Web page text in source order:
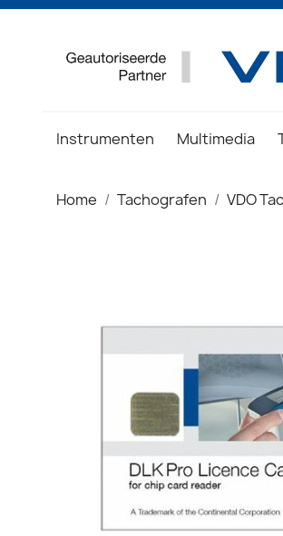
Instrumenten Multimedia
Home Tachografen VDO